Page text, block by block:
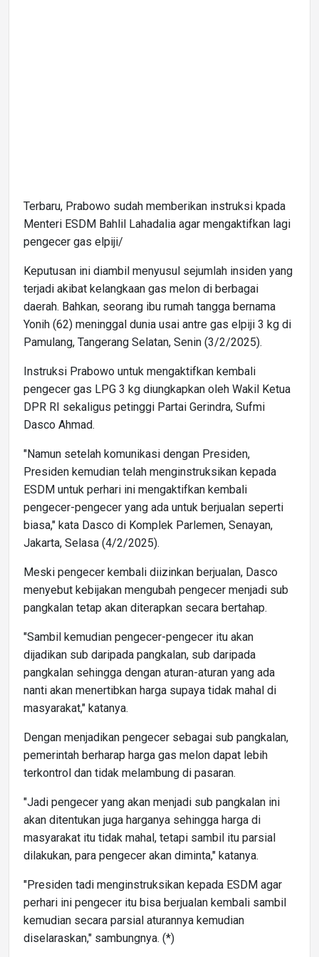
Terbaru, Prabowo sudah memberikan instruksi kpada
Menteri ESDM Bahlil Lahadalia agar mengaktifkan lagi
pengecer gas elpiji/
Keputusan ini diambil menyusul sejumlah insiden yang
terjadi akibat kelangkaan gas melon di berbagai
daerah. Bahkan, seorang ibu rumah tangga bernama
Yonih (62) meninggal dunia usai antre gas elpiji 3 kg di
Pamulang, Tangerang Selatan, Senin (3/2/2025).
Instruksi Prabowo untuk mengaktifkan kembali
pengecer gas LPG 3 kg diungkapkan oleh Wakil Ketua
DPR RI sekaligus petinggi Partai Gerindra, Sufmi
Dasco Ahmad.
"Namun setelah komunikasi dengan Presiden,
Presiden kemudian telah menginstruksikan kepada
ESDM untuk perhari ini mengaktifkan kembali
pengecer-pengecer yang ada untuk berjualan seperti
biasa," kata Dasco di Komplek Parlemen, Senayan,
Jakarta, Selasa (4/2/2025).
Meski pengecer kembali diizinkan berjualan, Dasco
menyebut kebijakan mengubah pengecer menjadi sub
pangkalan tetap akan diterapkan secara bertahap.
"Sambil kemudian pengecer-pengecer itu akan
dijadikan sub daripada pangkalan, sub daripada
pangkalan sehingga dengan aturan-aturan yang ada
nanti akan menertibkan harga supaya tidak mahal di
masyarakat," katanya.
Dengan menjadikan pengecer sebagai sub pangkalan,
pemerintah berharap harga gas melon dapat lebih
terkontrol dan tidak melambung di pasaran.
"Jadi pengecer yang akan menjadi sub pangkalan ini
akan ditentukan juga harganya sehingga harga di
masyarakat itu tidak mahal, tetapi sambil itu parsial
dilakukan, para pengecer akan diminta," katanya.
"Presiden tadi menginstruksikan kepada ESDM agar
perhari ini pengecer itu bisa berjualan kembali sambil
kemudian secara parsial aturannya kemudian
diselaraskan," sambungnya. (*)